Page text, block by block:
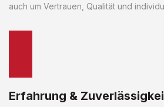
auch um Vertrauen, Qualität und
Erfahrung &